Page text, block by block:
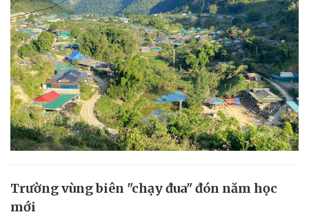
Trường vùng biên "chạy đua" đón năm học
mới